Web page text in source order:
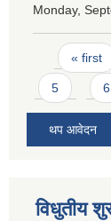
Monday,
Pages
« first
5 6
थप आवेदन
विधुतीय